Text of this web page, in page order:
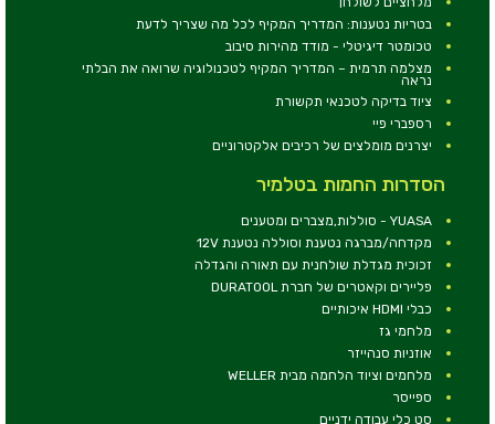
בטריות נטענות: המדריך המקיף לכל מה שצריך לדעת
טכומטר דיגיטלי - מודד מהירות סיבוב
מצלמה תרמית – המדריך המקיף לטכנולוגיה שרואה את הבלתי
נראה
ציוד בדיקה לטכנאי תקשורת
רספברי פיי
יצרנים מומלצים של רכיבים אלקטרוניים
הסדרות החמות בטלמיר
YUASA - סוללות,מצברים ומטענים
מקדחה/מברגה נטענת וסוללה נטענת 12V
זכוכית מגדלת שולחנית עם תאורה והגדלה
פליירים וקאטרים של חברת DURATOOL
כבלי HDMI איכותיים
מלחמי גז
אוזניות סנהייזר
מלחמים וציוד הלחמה מבית WELLER
ספייסר
סט כלי עבודה ידניים